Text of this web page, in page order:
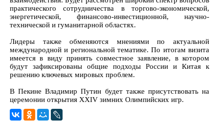
практического сотрудничества в торгово-экономической,
энергетической, финансово-инвестиционной, научно-
технической и гуманитарной областях.
Лидеры также обменяются мнениями по актуальной
международной и региональной тематике. По итогам визита
имеется в виду принять совместное заявление, в котором
будут зафиксированы общие подходы России и Китая к
решению ключевых мировых проблем.
В Пекине Владимир Путин будет также присутствовать на
церемонии открытия XXIV зимних Олимпийских игр.